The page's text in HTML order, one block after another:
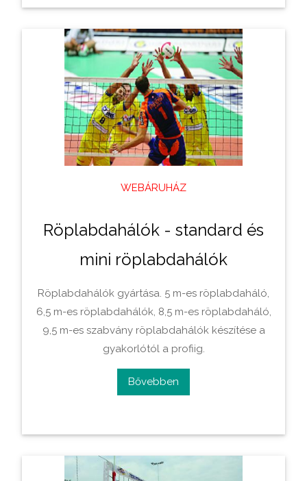
WEBÁRUHÁZ
Röplabdahálók - standard és
mini röplabdahálók
Röplabdahálók gyártása. 5 m-es röplabdaháló,
6,5 m-es röplabdahálók, 8,5 m-es röplabdaháló,
9,5 m-es szabvány röplabdahálók készí­tése a
gyakorlótól a profiig.
Bővebben